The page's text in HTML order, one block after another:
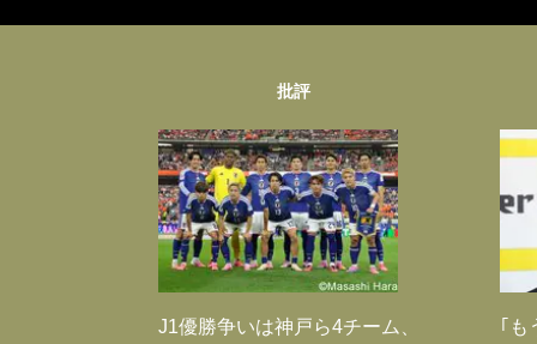
批評
J1優勝争いは神戸ら4チーム、
｢も